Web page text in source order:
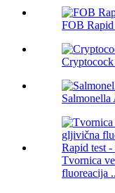
FOB Rapid
Cryptocock
Salmonella
Tvornica
fluoreacija